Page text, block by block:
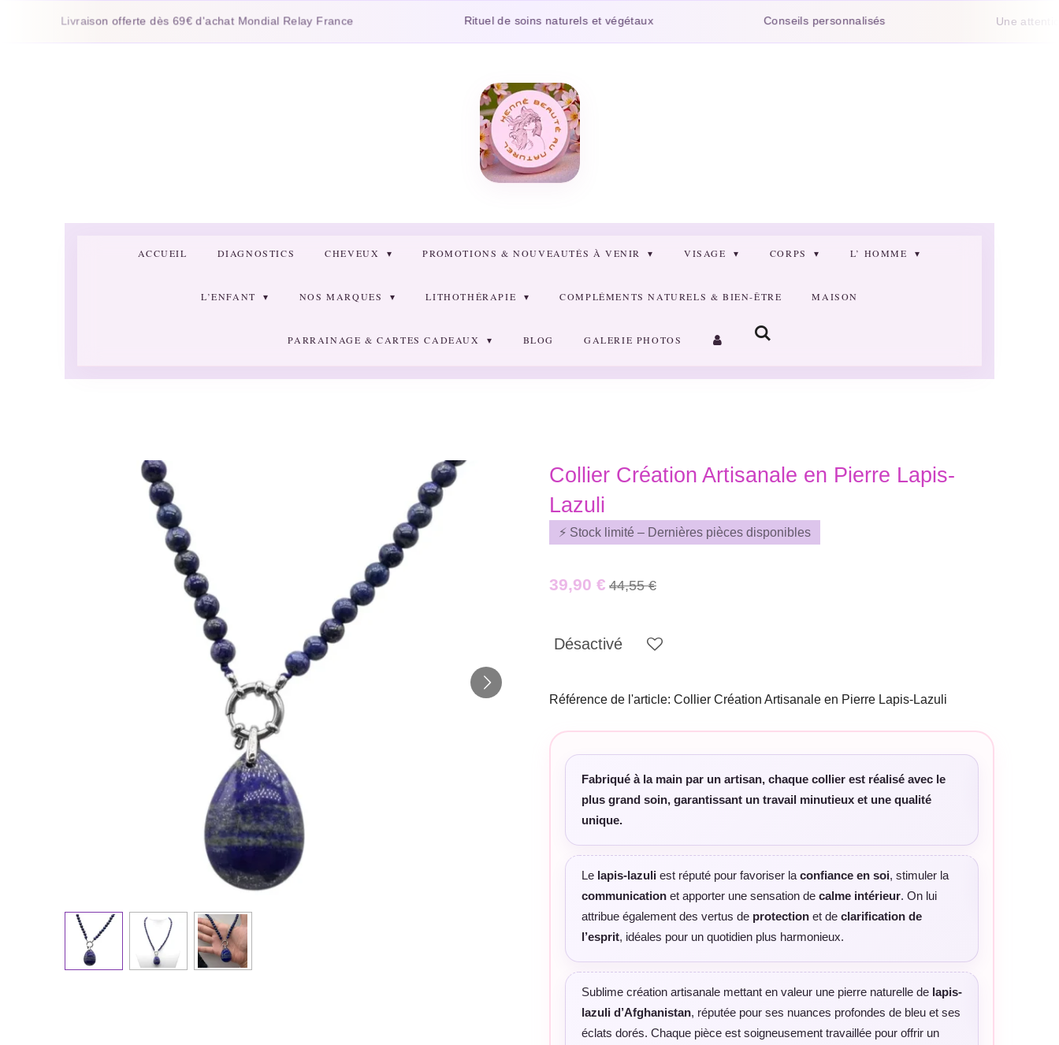
Livraison offerte dès 69€ d'achat Mondial Relay France Rituel de soins naturels et végétaux Conseils personnalisés Une attention
ACCUEIL DIAGNOSTICS CHEVEUX PROMOTIONS & NOUVEAUTÉS À VENIR VISAGE CORPS L’ HOMME
L’ENFANT NOS MARQUES LITHOTHÉRAPIE COMPLÉMENTS NATURELS & BIEN-ÊTRE MAISON
PARRAINAGE & CARTES CADEAUX BLOG GALERIE PHOTOS
Collier Création Artisanale en Pierre Lapis-
Lazuli
⚡ Stock limité – Dernières pièces disponibles
39,90 € 44,55 €
Désactivé
Référence de l'article: Collier Création Artisanale en Pierre Lapis-Lazuli
Fabriqué à la main par un artisan, chaque collier est réalisé avec le
plus grand soin, garantissant un travail minutieux et une qualité
unique.
Le lapis-lazuli est réputé pour favoriser la confiance en soi, stimuler la
communication et apporter une sensation de calme intérieur. On lui
attribue également des vertus de protection et de clarification de
l’esprit, idéales pour un quotidien plus harmonieux.
Sublime création artisanale mettant en valeur une pierre naturelle de lapis-
lazuli d’Afghanistan, réputée pour ses nuances profondes de bleu et ses
éclats dorés. Chaque pièce est soigneusement travaillée pour offrir un